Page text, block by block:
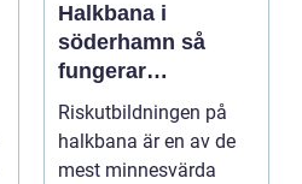
Halkbana i
söderhamn så
fungerar
riskutbildningen
och därför spelar
den roll
Riskutbildningen på
halkbana är en av de
mest minnesvärda